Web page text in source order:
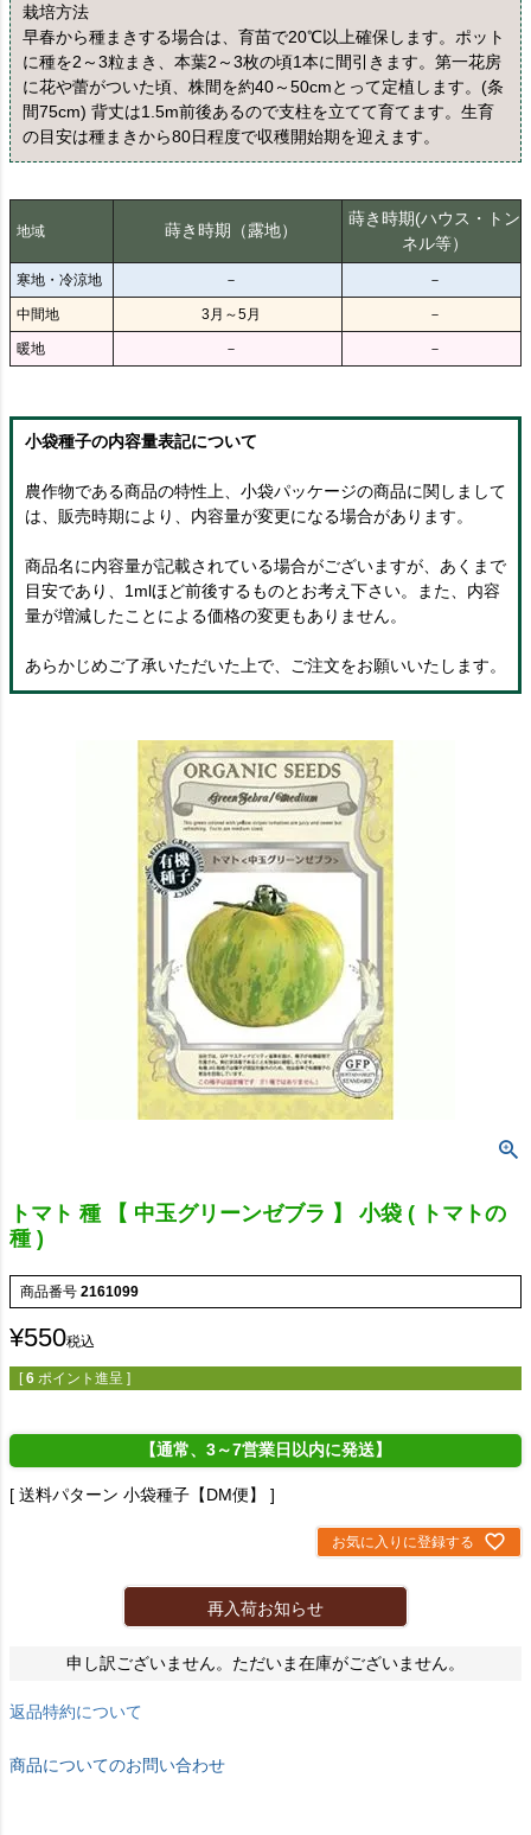
栽培方法
早春から種まきする場合は、育苗で20℃以上確保します。ポット
に種を2～3粒まき、本葉2～3枚の頃1本に間引きます。第一花房
に花や蕾がついた頃、株間を約40～50cmとって定植します。(条
間75cm) 背丈は1.5m前後あるので支柱を立てて育てます。生育
の目安は種まきから80日程度で収穫開始期を迎えます。
地域 蒔き時期（露地）
蒔き時期(ハウス・トン
ネル等）
寒地・冷涼地 － －
中間地 3月～5月 －
暖地 － －
小袋種子の内容量表記について
農作物である商品の特性上、小袋パッケージの商品に関しまして
は、販売時期により、内容量が変更になる場合があります。
商品名に内容量が記載されている場合がございますが、あくまで
目安であり、1mlほど前後するものとお考え下さい。また、内容
量が増減したことによる価格の変更もありません。
あらかじめご了承いただいた上で、ご注文をお願いいたします。
トマト 種 【 中玉グリーンゼブラ 】 小袋 ( トマトの
種 )
商品番号 2161099
¥550税込
[ 6 ポイント進呈 ]
【通常、3～7営業日以内に発送】
送料パターン 小袋種子【DM便】
お気に入りに登録する
再入荷お知らせ
申し訳ございません。ただいま在庫がございません。
返品特約について
商品についてのお問い合わせ